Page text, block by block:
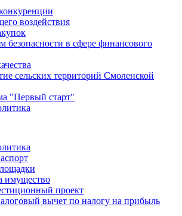
воздействия
безопасности в сфере финансового
сельских территорий Смоленской
"Первый старт"
имущество
проект
вычет по налогу на прибыль